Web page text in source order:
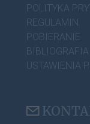
POLITYKA
REGULAMIN
POBIERANIE
BIBLIOGRAFIA
USTAWIENIA